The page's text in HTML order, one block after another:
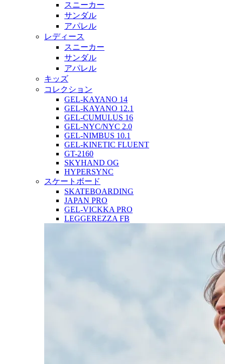
スニーカー
サンダル
アパレル
レディース
スニーカー
サンダル
アパレル
キッズ
コレクション
GEL-KAYANO 14
GEL-KAYANO 12.1
GEL-CUMULUS 16
GEL-NYC/NYC 2.0
GEL-NIMBUS 10.1
GEL-KINETIC FLUENT
GT-2160
SKYHAND OG
HYPERSYNC
スケートボード
SKATEBOARDING
JAPAN PRO
GEL-VICKKA PRO
LEGGEREZZA FB